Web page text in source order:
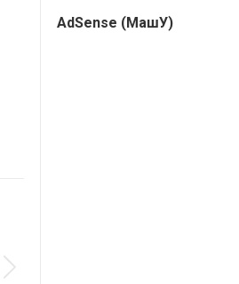
AdSense (МашУ)